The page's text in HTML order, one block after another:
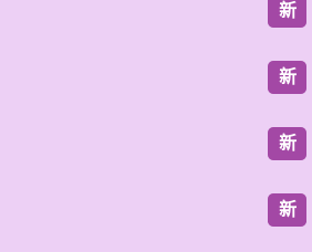
新
新
新
新